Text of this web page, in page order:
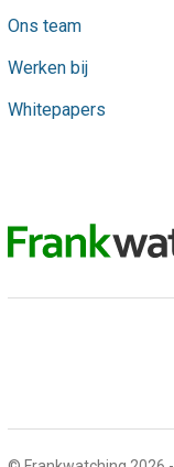
Ons team
Werken bij
Whitepapers